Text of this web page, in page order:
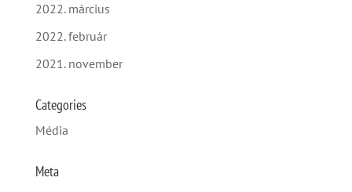
2022. március
2022. február
2021. november
Categories
Média
Meta